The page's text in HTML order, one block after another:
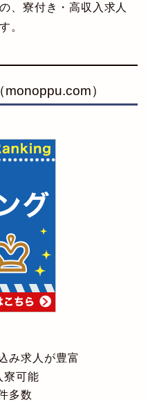
、寮付き・高収入求人
。
）
み求人が豊富
寮可能
多数